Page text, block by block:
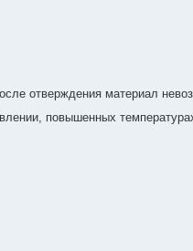
отверждения материал
повышенных